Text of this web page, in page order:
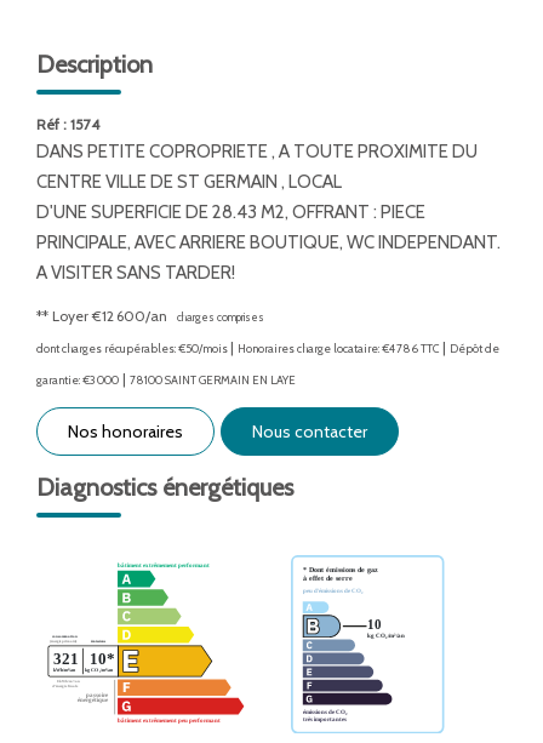
Description
Réf : 1574
DANS PETITE COPROPRIETE , A TOUTE PROXIMITE DU
CENTRE VILLE DE ST GERMAIN , LOCAL
D'UNE SUPERFICIE DE 28.43 M2, OFFRANT : PIECE
PRINCIPALE, AVEC ARRIERE BOUTIQUE, WC INDEPENDANT.
A VISITER SANS TARDER!
** Loyer €12 600/an charges comprises
dont charges récupérables: €50/mois| Honoraires charge locataire: €4 786 TTC | Dépôt de
garantie: €3 000 | 78100 SAINT GERMAIN EN LAYE
Nos honoraires Nous contacter
Diagnostics énergétiques